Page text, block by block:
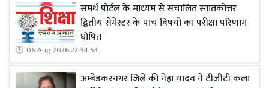
समर्थ पोर्टल के माध्यम से संचालित स्नातकोत्तर
द्वितीय सेमेस्टर के पांच विषयों का परीक्षा परिणाम
घोषित
06 Aug 2026 22:34:53
अम्बेडकरनगर जिले की नेहा यादव ने टीजीटी कला